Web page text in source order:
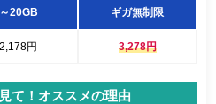
～20GB ギガ無制限
2,178円 3,278円
て！オススメの理由